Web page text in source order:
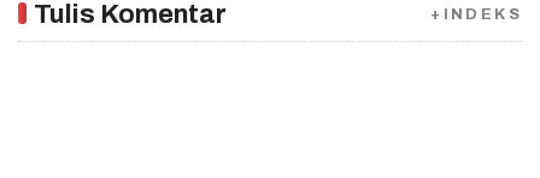
Tulis Komentar +INDEKS